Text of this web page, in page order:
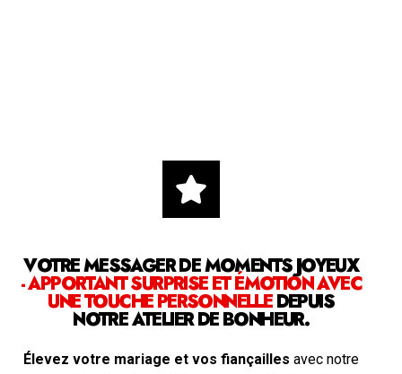
VOTRE MESSAGER DE MOMENTS JOYEUX
- APPORTANT SURPRISE ET ÉMOTION AVEC
UNE TOUCHE PERSONNELLEDEPUIS
NOTRE ATELIER DE BONHEUR.
Élevez votre mariage et vos fiançailles avec notre